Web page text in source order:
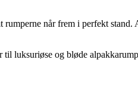
når frem i perfekt
luksuriøse og bløde